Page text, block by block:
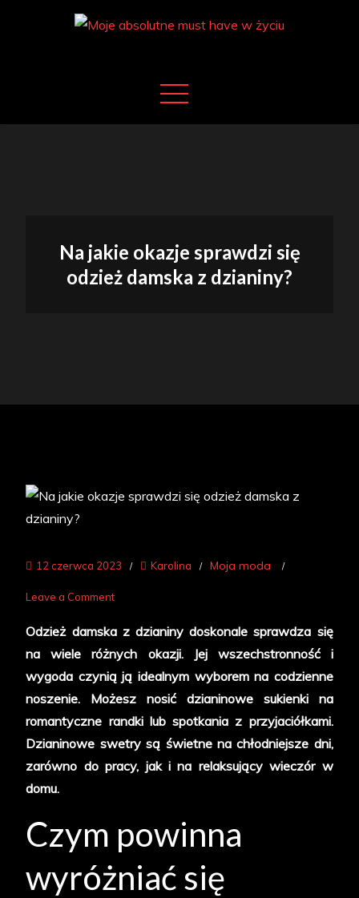
Na jakie okazje sprawdzi się
odzież damska z dzianiny?
12 czerwca 2023 Karolina Moja moda
Leave a Commenton
jakie
okazje
sprawdzi
się
odzież
damska
z
Odzież damska z dzianiny doskonale sprawdza się
na wiele różnych okazji. Jej wszechstronność i
wygoda czynią ją idealnym wyborem na codzienne
noszenie. Możesz nosić dzianinowe sukienki na
romantyczne randki lub spotkania z przyjaciółkami.
Dzianinowe swetry są świetne na chłodniejsze dni,
zarówno do pracy, jak i na relaksujący wieczór w
domu.
Czym powinna
wyróżniać się